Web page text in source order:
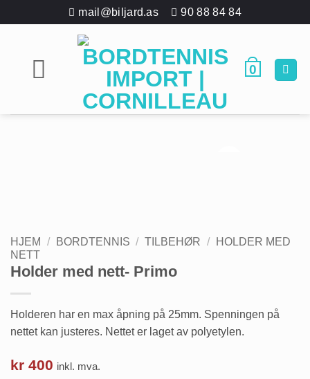
to
mail@biljard.as 90 88 84 84
0
HJEM / BORDTENNIS / TILBEHØR /
HOLDER MED
NETT
Holder med nett- Primo
Holderen har en max åpning på 25mm. Spenningen på
nettet kan justeres. Nettet er laget av polyetylen.
kr 400 inkl. mva.